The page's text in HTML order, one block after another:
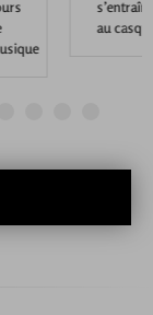
s’entraîner
au casque